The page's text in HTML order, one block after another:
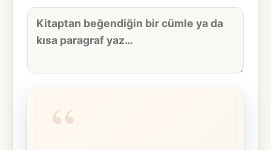
Alıntı
metni